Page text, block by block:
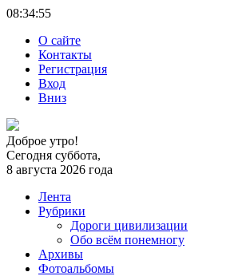
08:34:55
О сайте
Контакты
Регистрация
Вход
Вниз
Доброе утро!
Сегодня суббота,
8 августа 2026 года
Лента
Рубрики
Дороги цивилизации
Обо всём понемногу
Архивы
Фотоальбомы